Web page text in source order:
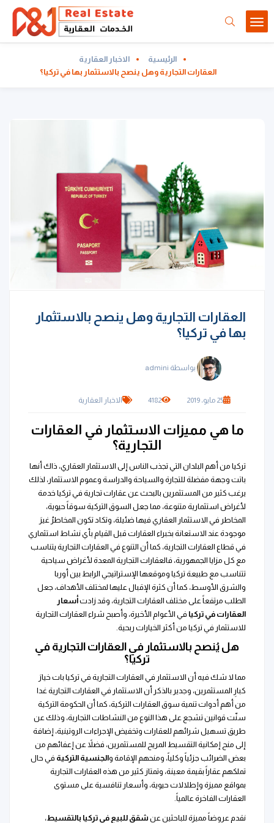
الرئيسية
الاخبار العقارية
العقارات التجارية وهل ينصح بالاستثمار بها في تركيا؟
العقارات التجارية وهل ينصح بالاستثمار
بها في تركيا؟
بواسطة admini
25 مايو، 2019 4182 الاخبار العقارية
ما هي مميزات الاستثمار في العقارات
التجارية؟
تركيا من أهم البلدان التي تجذب الناس إلى الاستثمار العقاري، ذاك أنها
باتت وجهة مفضلة للتجارة والسياحة والدراسة وعموم الاستثمار، لذلك
يرغب كثير من المستثمرين بالبحث عن عقارات تجارية في تركيا خدمة
لأغراض استثمارية متنوعة، مما جعل السوق التركية سوقاً حيوية،
المخاطر في الاستثمار العقاري فيها ضئيلة، وتكاد تكون المخاطرُ غيرَ
موجودة عند الاستعانة بخبراء العقارات قبل القيام بأي نشاط استثماري
في قطاع العقارات التجارية، كما أن التنوع في العقارات التجارية يتناسب
مع كل مزايا الجمهورية، فالعقارات التجارية المعدة لأغراض سياحية
تتناسب مع طبيعة تركيا وموقعها الإستراتيجي الرابط بين أوربا
والشرق الأوسط، كما أن كثرة الإقبال عليها لمختلف الأهداف، جعل
الطلب مرتفعاً على مختلف العقارات التجارية، وقد زادتأسعار
العقارات في تركيا في الأعوام الأخيرة، وأصبح شراء العقارات التجارية
للاستثمار في تركيا من أكثر الخيارات ربحية.
هل يُنصح بالاستثمار في العقارات التجارية في
تركيا؟
مما لا شك فيه أن الاستثمار في العقارات التجارية في تركيا بات خيارَ
كبارِ المستثمرين، وجدير بالذكر أن الاستثمار في العقارات التجارية غدا
من أهم أدوات تنمية سوق العقارات التركية، كما أن الحكومة التركية
سنّت قوانين تشجع على هذا النوع من النشاطات التجارية، وذلك عن
طريق تسهيل شرائهم للعقارات وتخفيض الإجراءات الروتينية، إضافة
إلى منح إمكانية التقسيط المريح للمستثمرين، فضلاً عن إعفائهم من
بعض الضرائب جزئياً وكلياً، ومنحهم الإقامة والجنسية التركية في حال
تملكهم عقاراً بقيمة معينة، وتمتاز كثير من هذه العقارات التجارية
بمواقع مميزة وإطلالات حيوية، وأسعار تنافسية على مستوى
العقارات الفاخرة عالمياً.
نقدم عروضاً مميزة للباحثين عن شقق للبيع في تركيا بالتقسيط،